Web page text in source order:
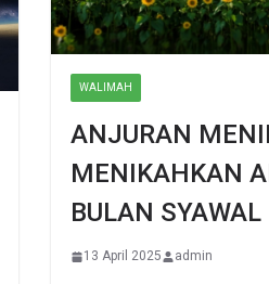
WALIMAH
ANJURAN
MENIKAHKAN
BULAN SYAWAL
13 April 2025 admin